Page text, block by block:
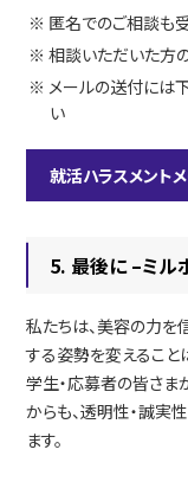
※ 匿名でのご相談も
※ 相談いただいた方
※ メールの送付には
い
就活ハラスメント
5. 最後に –ミル
私たちは、美容の力を
する姿勢を変えること
学生・応募者の皆さま
からも、透明性・誠実
ます。